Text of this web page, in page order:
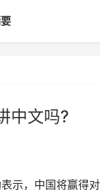
中文吗?
示，中国将赢得